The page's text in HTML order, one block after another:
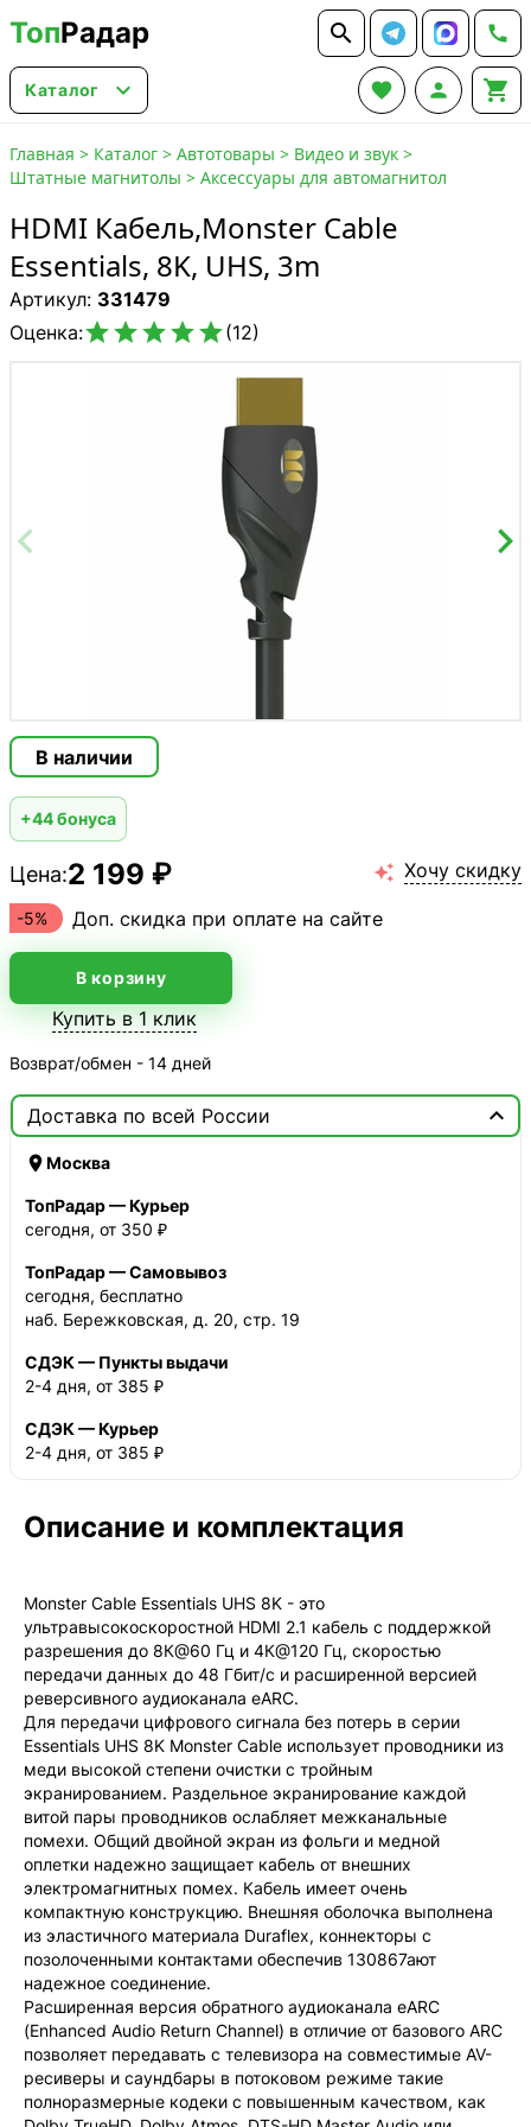
ТопРадар  
Каталог    
Главная > Каталог > Автотовары > Видео и звук >
Штатные магнитолы > Аксессуары для автомагнитол
HDMI Кабель,Monster Cable
Essentials, 8K, UHS, 3m
Артикул: 331479
Оценка:(12)
В наличии
+44 бонуса
Цена:2 199 ₽  Хочу скидку
-5% Доп. скидка при оплате на сайте
В корзину
Купить в 1 клик
Возврат/обмен - 14 дней
Доставка по всей России 
Москва
ТопРадар — Курьер
сегодня, от 350 ₽
ТопРадар — Самовывоз
сегодня, бесплатно
наб. Бережковская, д. 20, стр. 19
СДЭК — Пункты выдачи
2-4 дня, от 385 ₽
СДЭК — Курьер
2-4 дня, от 385 ₽
Описание и комплектация
Monster Cable Essentials UHS 8K - это
ультравысокоскоростной HDMI 2.1 кабель с поддержкой
разрешения до 8К@60 Гц и 4К@120 Гц, скоростью
передачи данных до 48 Гбит/с и расширенной версией
реверсивного аудиоканала eARC.
Для передачи цифрового сигнала без потерь в серии
Essentials UHS 8K Monster Cable использует проводники из
меди высокой степени очистки с тройным
экранированием. Раздельное экранирование каждой
витой пары проводников ослабляет межканальные
помехи. Общий двойной экран из фольги и медной
оплетки надежно защищает кабель от внешних
электромагнитных помех. Кабель имеет очень
компактную конструкцию. Внешняя оболочка выполнена
из эластичного материала Duraflex, коннекторы с
позолоченными контактами обеспечив 130867ают
надежное соединение.
Расширенная версия обратного аудиоканала eARC
(Enhanced Audio Return Channel) в отличие от базового ARC
позволяет передавать с телевизора на совместимые AV-
ресиверы и саундбары в потоковом режиме такие
полноразмерные кодеки с повышенным качеством, как